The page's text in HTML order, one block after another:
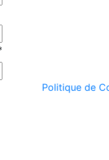
Politique de